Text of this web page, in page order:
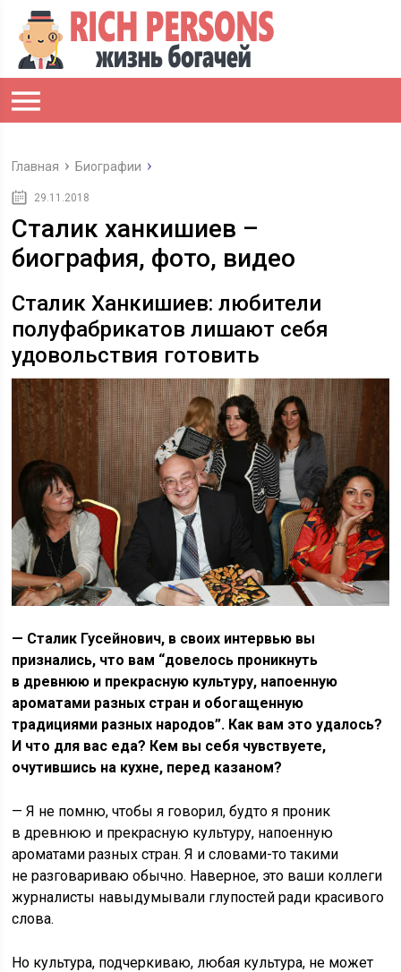
Главная Биографии
29.11.2018
Сталик ханкишиев –
биография, фото, видео
Сталик Ханкишиев: любители
полуфабрикатов лишают себя
удовольствия готовить
— Сталик Гусейнович, в своих интервью вы
признались, что вам “довелось проникнуть
в древнюю и прекрасную культуру, напоенную
ароматами разных стран и обогащенную
традициями разных народов”. Как вам это удалось?
И что для вас еда? Кем вы себя чувствуете,
очутившись на кухне, перед казаном?
— Я не помню, чтобы я говорил, будто я проник
в древнюю и прекрасную культуру, напоенную
ароматами разных стран. Я и словами-то такими
не разговариваю обычно. Наверное, это ваши коллеги
журналисты навыдумывали глупостей ради красивого
слова.
Но культура, подчеркиваю, любая культура, не может